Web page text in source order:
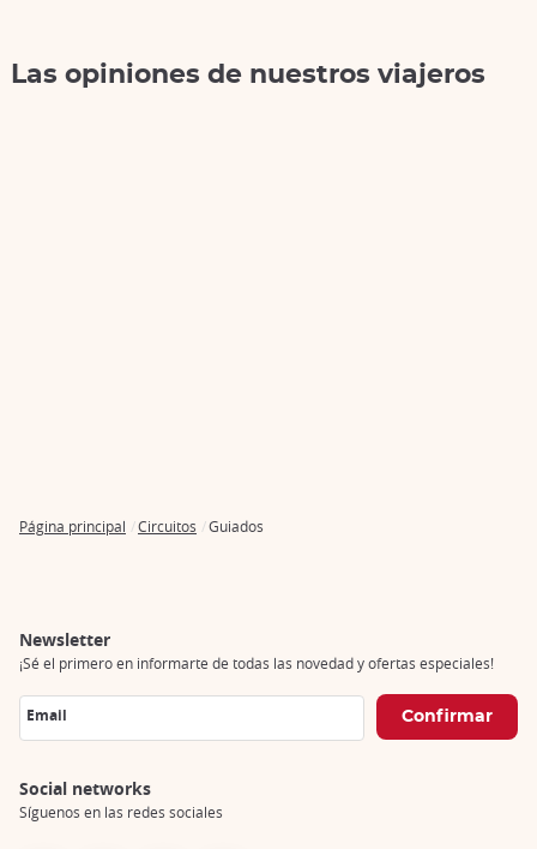
Las opiniones de nuestros viajeros
Página principal Circuitos Guiados
Newsletter
¡Sé el primero en informarte de todas las novedad y ofertas especiales!
Email
Social networks
Síguenos en las redes sociales